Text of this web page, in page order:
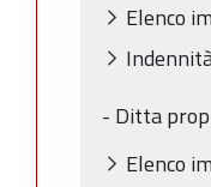
Elenco
- Ditta
Elenco